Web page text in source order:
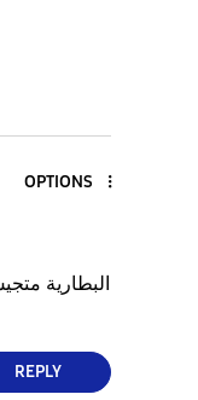
OPTIONS
البطارية
REPLY